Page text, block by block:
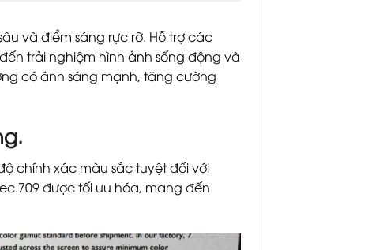
và điểm sáng rực rỡ. Hỗ trợ các
trải nghiệm hình ảnh sống động và
có ánh sáng mạnh, tăng cường
chính xác màu sắc tuyệt đối với
được tối ưu hóa, mang đến